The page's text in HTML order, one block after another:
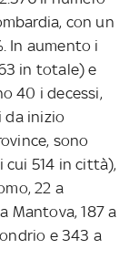
con un
In aumento i
in totale) e
40 i decessi,
inizio
sono
cui 514 in città),
22 a
Mantova, 187 a
e 343 a